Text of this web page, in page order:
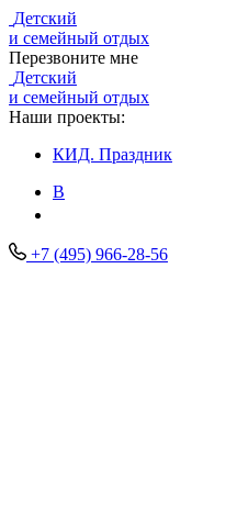
Детский
и семейный отдых
Перезвоните мне
Детский
и семейный отдых
Наши проекты:
КИД. Праздник
В
+7 (495) 966-28-56